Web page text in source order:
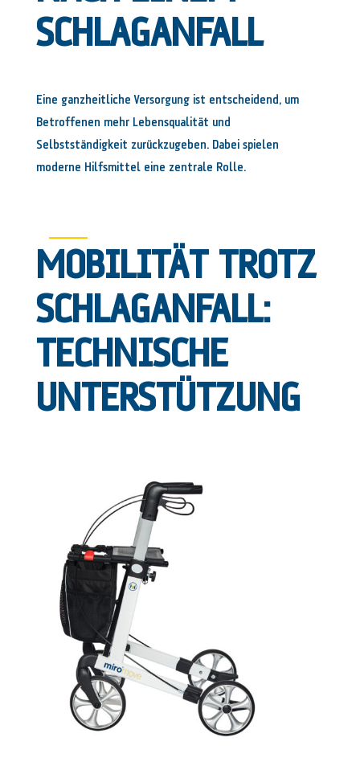
SCHLAGANFALL
Eine ganzheitliche Versorgung ist entscheidend, um
Betroffenen mehr Lebensqualität und
Selbstständigkeit zurückzugeben. Dabei spielen
moderne Hilfsmittel eine zentrale Rolle.
MOBILITÄT TROTZ
SCHLAGANFALL:
TECHNISCHE
UNTERSTÜTZUNG